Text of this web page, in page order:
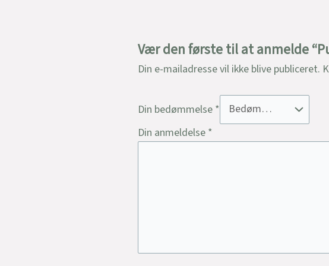
Vær den første til at anmelde
Din e-mailadresse vil ikke blive publiceret.
Din bedømmelse *
Din anmeldelse *